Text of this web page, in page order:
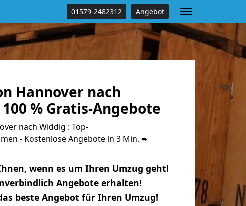
01579-2482312 Angebot
Hannover nach
% Gratis-Angebote
nach Widdig : Top-
- Kostenlose Angebote in 3 Min. ➨
wenn es um Ihren Umzug geht!
Angebote erhalten!
beste Angebot für Ihren Umzug!